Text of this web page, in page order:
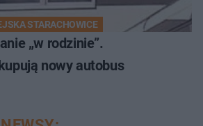
STARACHOWICE
„w rodzinie”.
nowy autobus